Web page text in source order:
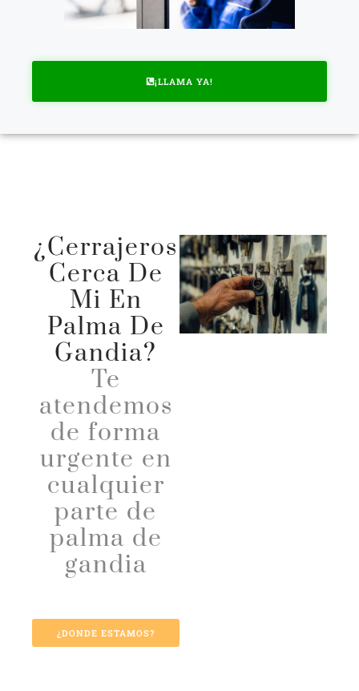
¡LLAMA YA!
¿Cerrajeros
Cerca De
Mi En
Palma De
Gandia?
Te
atendemos
de forma
urgente en
cualquier
parte de
palma de
gandia
¿DONDE ESTAMOS?